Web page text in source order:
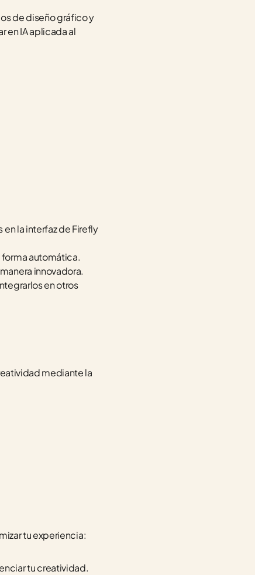
de diseño gráfico y
en IA aplicada al
la interfaz de Firefly
automática.
innovadora.
en otros
mediante la
tu experiencia:
tu creatividad.